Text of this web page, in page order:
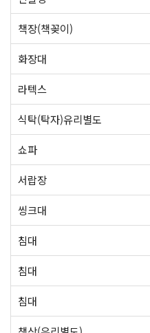
책장(책꽂이)
화장대
라텍스
식탁(탁자)유리별도
쇼파
서랍장
씽크대
침대
침대
침대